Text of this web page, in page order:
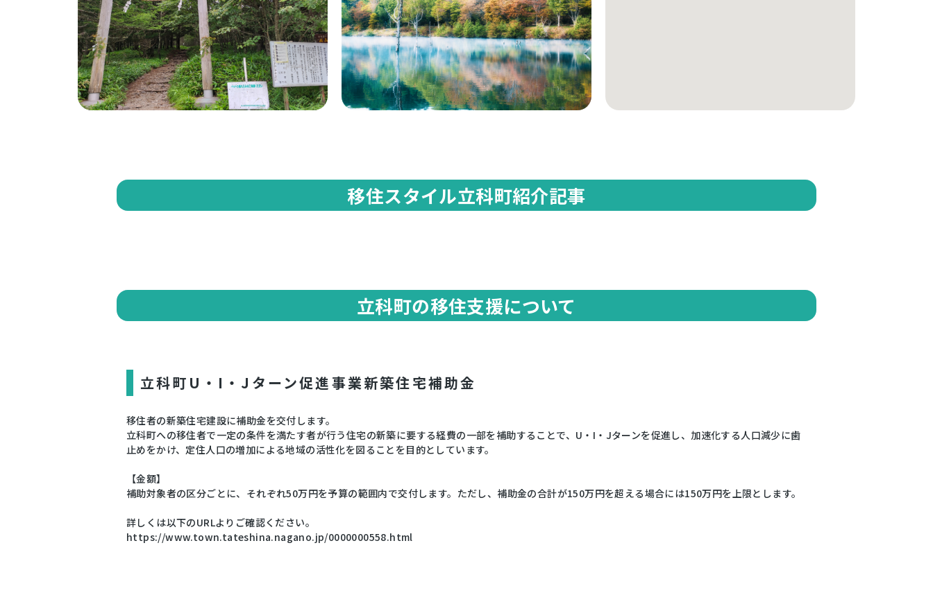
移住スタイル立科町紹介記事
立科町の移住支援について
立科町U・I・Jターン促進事業新築住宅補助金
移住者の新築住宅建設に補助金を交付します。
立科町への移住者で一定の条件を満たす者が行う住宅の新築に要する経費の一部を補助することで、U・I・Jターンを促進し、加速化する人口減少に歯
止めをかけ、定住人口の増加による地域の活性化を図ることを目的としています。
【金額】
補助対象者の区分ごとに、それぞれ50万円を予算の範囲内で交付します。ただし、補助金の合計が150万円を超える場合には150万円を上限とします。
詳しくは以下のURLよりご確認ください。
https://www.town.tateshina.nagano.jp/0000000558.html